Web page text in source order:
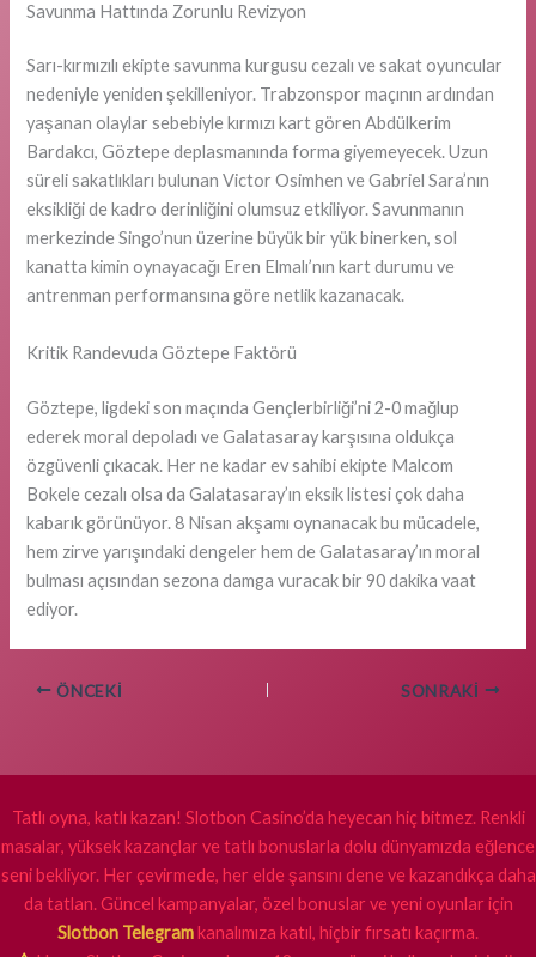
Savunma Hattında Zorunlu Revizyon
Sarı-kırmızılı ekipte savunma kurgusu cezalı ve sakat oyuncular
nedeniyle yeniden şekilleniyor. Trabzonspor maçının ardından
yaşanan olaylar sebebiyle kırmızı kart gören Abdülkerim
Bardakcı, Göztepe deplasmanında forma giyemeyecek. Uzun
süreli sakatlıkları bulunan Victor Osimhen ve Gabriel Sara’nın
eksikliği de kadro derinliğini olumsuz etkiliyor. Savunmanın
merkezinde Singo’nun üzerine büyük bir yük binerken, sol
kanatta kimin oynayacağı Eren Elmalı’nın kart durumu ve
antrenman performansına göre netlik kazanacak.
Kritik Randevuda Göztepe Faktörü
Göztepe, ligdeki son maçında Gençlerbirliği’ni 2-0 mağlup
ederek moral depoladı ve Galatasaray karşısına oldukça
özgüvenli çıkacak. Her ne kadar ev sahibi ekipte Malcom
Bokele cezalı olsa da Galatasaray’ın eksik listesi çok daha
kabarık görünüyor. 8 Nisan akşamı oynanacak bu mücadele,
hem zirve yarışındaki dengeler hem de Galatasaray’ın moral
bulması açısından sezona damga vuracak bir 90 dakika vaat
ediyor.
ÖNCEKI SONRAKI
Tatlı oyna, katlı kazan! Slotbon Casino’da heyecan hiç bitmez. Renkli
masalar, yüksek kazançlar ve tatlı bonuslarla dolu dünyamızda eğlence
seni bekliyor. Her çevirmede, her elde şansını dene ve kazandıkça daha
da tatlan. Güncel kampanyalar, özel bonuslar ve yeni oyunlar için
Slotbon Telegramkanalımıza katıl, hiçbir fırsatı kaçırma.